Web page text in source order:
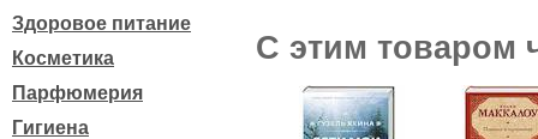
Здоровое питание
Косметика
Парфюмерия
Гигиена
С этим товаром